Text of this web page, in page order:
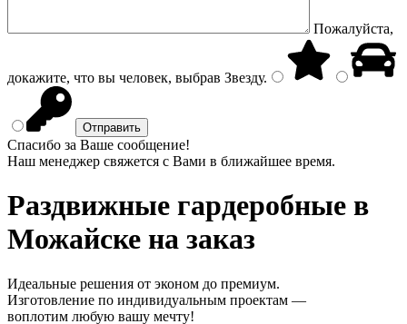
Пожалуйста,
докажите, что вы человек, выбрав Звезду.
Спасибо за Ваше сообщение!
Наш менеджер свяжется с Вами в ближайшее время.
Раздвижные гардеробные в
Можайске на заказ
Идеальные решения от эконом до премиум.
Изготовление по индивидуальным проектам —
воплотим любую вашу мечту!